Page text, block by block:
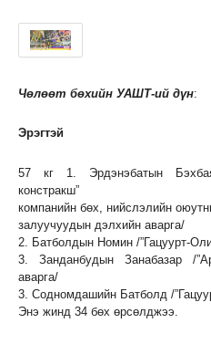
Чөлөөт бөхийн УАШТ-ий дүн:
Эрэгтэй
57 кг 1. Эрдэнэбатын
констракш”
компанийн бөх, нийслэлийн
залуучуудын дэлхийн аварга/
2. Батболдын Номин /”Гацуурт-
3. Занданбудын Занабазар /
аварга/
3. Содномдашийн Батболд /
Энэ жинд 34 бөх өрсөлджээ.